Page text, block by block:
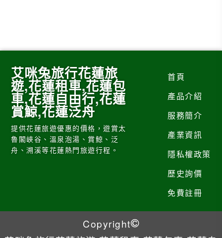
艾咪兔旅行花蓮旅
遊,花蓮租車,花蓮包
車,花蓮自由行,花蓮
賞鯨,花蓮泛舟
提供花蓮旅遊優惠的價格，遊賞太
魯閣峽谷、溫泉泡湯、賞鯨、泛
舟、溯溪等花蓮熱門旅遊行程。
首頁
產品介紹
服務簡介
產業資訊
隱私權政策
歷史詢價
免費註冊
Copyright